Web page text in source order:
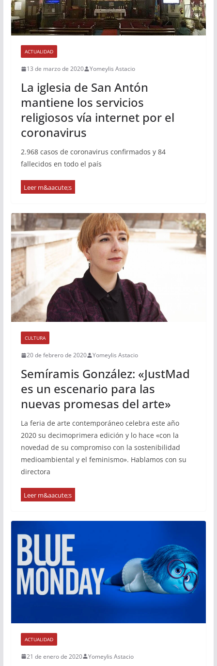
ACTUALIDAD
13 de marzo de 2020 Yomeylis Astacio
La iglesia de San Antón
mantiene los servicios
religiosos vía internet por el
coronavirus
2.968 casos de coronavirus confirmados y 84
fallecidos en todo el país
CULTURA
20 de febrero de 2020 Yomeylis Astacio
Semíramis González: «JustMad
es un escenario para las
nuevas promesas del arte»
La feria de arte contemporáneo celebra este año
2020 su decimoprimera edición y lo hace «con la
novedad de su compromiso con la sostenibilidad
medioambiental y el feminismo». Hablamos con su
directora
ACTUALIDAD
21 de enero de 2020 Yomeylis Astacio